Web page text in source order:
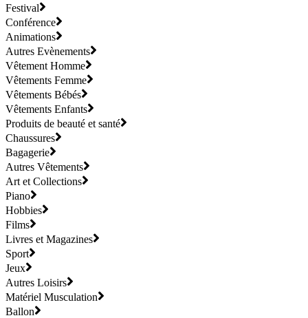
Festival
Conférence
Animations
Autres Evènements
Vêtement Homme
Vêtements Femme
Vêtements Bébés
Vêtements Enfants
Produits de beauté et santé
Chaussures
Bagagerie
Autres Vêtements
Art et Collections
Piano
Hobbies
Films
Livres et Magazines
Sport
Jeux
Autres Loisirs
Matériel Musculation
Ballon